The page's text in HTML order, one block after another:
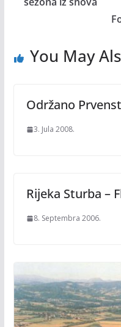
You May
Održano
3. Jula 2008.
Rijeka Sturba –
8. Septembra 2006.